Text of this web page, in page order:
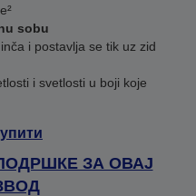
sobu
i postavlja se tik uz zid
i svetlosti u boji koje
ЗА ОВАЈ